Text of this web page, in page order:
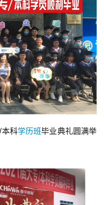
科学历班毕业典礼圆满举